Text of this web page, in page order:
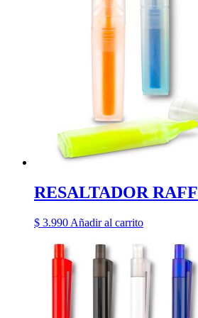
RESALTADOR
$ 3.990 Añadir al carrito